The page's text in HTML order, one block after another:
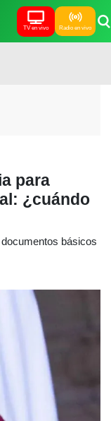
TV en vivo Radio en vivo
para
¿cuándo
básicos